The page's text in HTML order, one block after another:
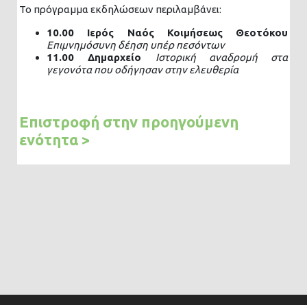
Το πρόγραμμα εκδηλώσεων περιλαμβάνει:
10.00 Ιερός Ναός Κοιμήσεως Θεοτόκου
Επιμνημόσυνη δέηση υπέρ πεσόντων
11.00 Δημαρχείο Ιστορική αναδρομή στα
γεγονότα που οδήγησαν στην ελευθερία
Επιστροφή στην προηγούμενη
ενότητα >